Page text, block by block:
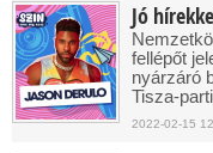
Jó
fellépőt
nyárzáró
Tisza-
2022-02-15